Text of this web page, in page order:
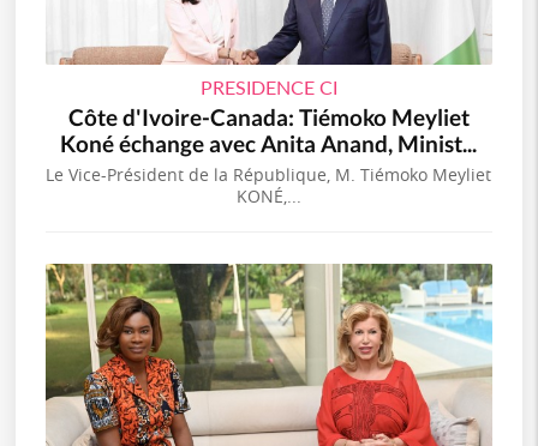
PRESIDENCE CI
Côte d'Ivoire-Canada: Tiémoko Meyliet
Koné échange avec Anita Anand, Minist...
Le Vice-Président de la République, M. Tiémoko Meyliet
KONÉ,...